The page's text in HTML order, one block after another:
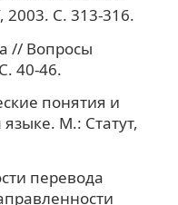
2003. С. 313-316.
// Вопросы
40-46.
понятия и
М.: Статут,
перевода